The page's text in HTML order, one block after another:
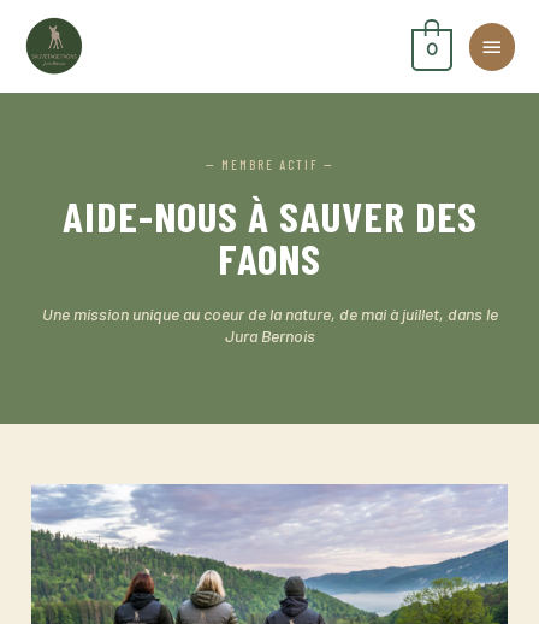
contenu
0
— MEMBRE ACTIF —
AIDE-NOUS À SAUVER DES
FAONS
Une mission unique au coeur de la nature, de mai à juillet, dans le
Jura Bernois